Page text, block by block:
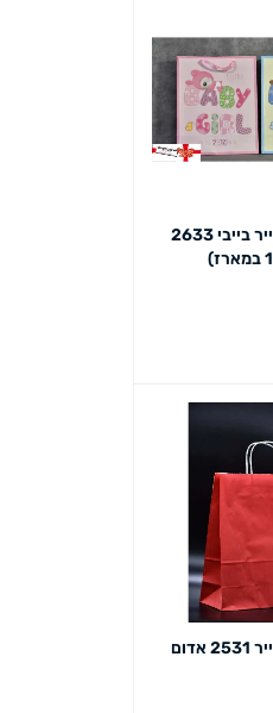
שקית נשיאה נייר בייבי 2633
שקית נשיאה נייר 2531 אדום